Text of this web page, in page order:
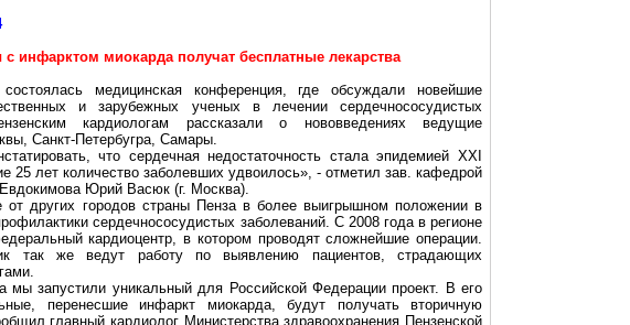
с инфарктом миокарда получат бесплатные лекарства
медицинская конференция, где обсуждали новейшие
и зарубежных ученых в лечении сердечнососудистых
кардиологам рассказали о нововведениях ведущие
Санкт-Петербугра, Самары.
что сердечная недостаточность стала эпидемией ХХI
25 лет количество заболевших удвоилось», - отметил зав. кафедрой
Юрий Васюк (г. Москва).
от других городов страны Пенза в более выигрышном положении в
сердечнососудистых заболеваний. С 2008 года в регионе
кардиоцентр, в котором проводят сложнейшие операции.
так же ведут работу по выявлению пациентов, страдающих
мы запустили уникальный для Российской Федерации проект. В его
перенесшие инфаркт миокарда, будут получать вторичную
главный кардиолог Министерства здравоохранения Пензенской